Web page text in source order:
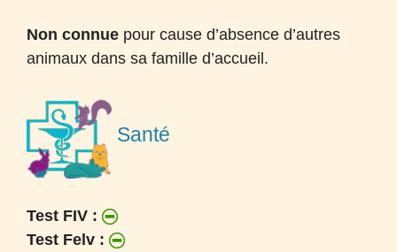
Non connue pour cause d’absence d’autres
animaux dans sa famille d’accueil.
Santé
Test FIV :
Test Felv :